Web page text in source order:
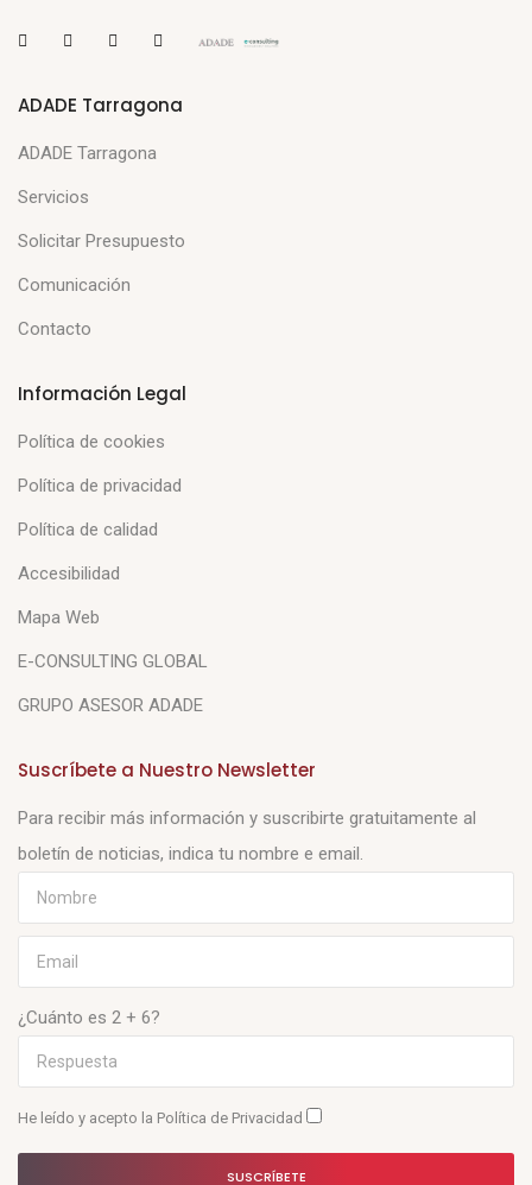
ADADE Tarragona
ADADE Tarragona
Servicios
Solicitar Presupuesto
Comunicación
Contacto
Información Legal
Política de cookies
Política de privacidad
Política de calidad
Accesibilidad
Mapa Web
E-CONSULTING GLOBAL
GRUPO ASESOR ADADE
Suscríbete a Nuestro Newsletter
Para recibir más información y suscribirte gratuitamente al
boletín de noticias, indica tu nombre e email.
¿Cuánto es 2 + 6?
He leído y acepto la Política de Privacidad
SUSCRÍBETE